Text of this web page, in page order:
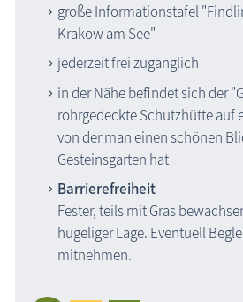
große Informationstafel
Krakow am See"
jederzeit frei zugänglich
in der Nähe befindet sich der
rohrgedeckte Schutzhütte auf
von der man einen schönen
Gesteinsgarten hat
Barrierefreiheit
Fester, teils mit Gras
hügeliger Lage. Eventuell
mitnehmen.